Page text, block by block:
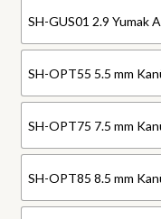
SH-GUS01 2.9 Yumak
SH-OPT55 5.5 mm
SH-OPT75 7.5 mm
SH-OPT85 8.5 mm